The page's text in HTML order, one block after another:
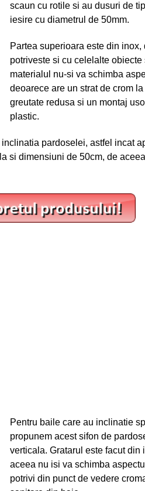
scaun cu rotile si au dusuri de
iesire cu diametrul de 50mm.
Partea superioara este din
potriveste si cu celelalte
materialul nu-si va schimba
deoarece are un strat de crom
greutate redusa si un montaj
plastic.
pardoselei, astfel incat
si dimensiuni de 50cm, de
Pentru baile care au inclinatie
propunem acest sifon de
verticala. Gratarul este facut din
aceea nu isi va schimba
potrivi din punct de vedere